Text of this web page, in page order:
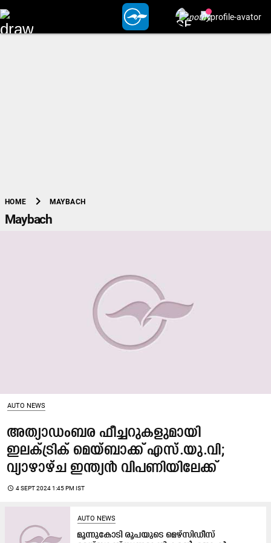
HOME chevron_right MAYBACH
Maybach
AUTO NEWS
അത്യാഡംബര ഫീച്ചറുകളുമായി
ഇലക്ട്രിക് മെയ്ബാക്ക് എസ്.യു.വി;
വ്യാഴാഴ്ച ഇന്ത്യൻ വിപണിയിലേക്ക്
access_time 4 SEPT 2024 1:45 PM IST
AUTO NEWS
മൂന്നുകോടി രൂപയുടെ മെഴ്‌സിഡീസ്